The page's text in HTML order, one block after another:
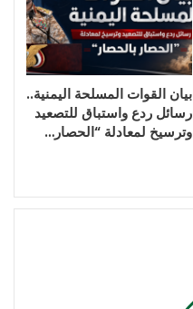
بيان القوات المسلحة اليمنية..
رسائل ردع واستباق للتصعيد
وترسيخ لمعادلة “الحصار…